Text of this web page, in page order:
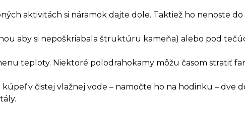
aktivitách si náramok dajte dole. Taktiež ho nenoste do
aby si nepoškriabala štruktúru kameňa) alebo pod
teploty. Niektoré polodrahokamy môžu časom stratiť
v čistej vlažnej vode – namočte ho na hodinku – dve